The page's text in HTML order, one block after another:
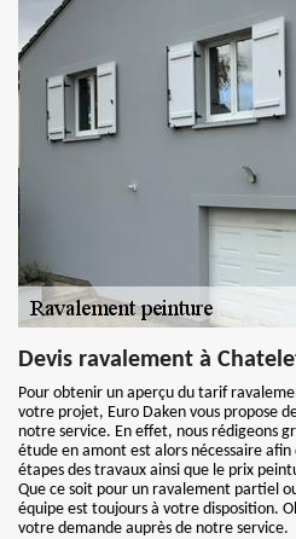
Devis ravalement à
Pour obtenir un aperçu du tarif
votre projet, Euro Daken vous propose
notre service. En effet, nous rédigeons
étude en amont est alors nécessaire
étapes des travaux ainsi que le prix
Que ce soit pour un ravalement partiel
équipe est toujours à votre disposition.
votre demande auprès de notre service.